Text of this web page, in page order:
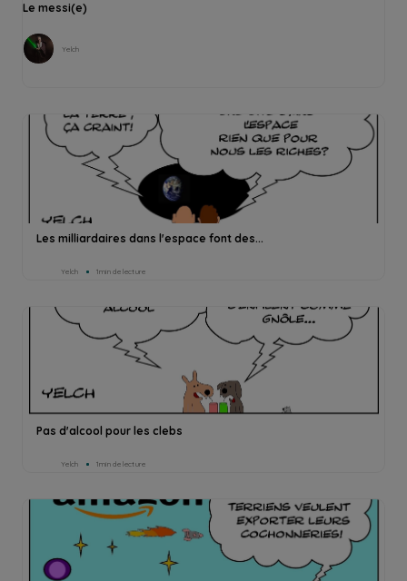
Le messi(e)
Yelch
Les milliardaires dans l'espace font des...
Yelch 1min de lecture
Pas d'alcool pour les clebs
Yelch 1min de lecture